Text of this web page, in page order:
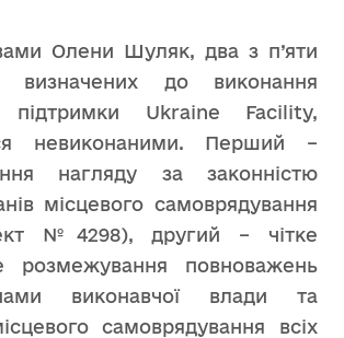
Олени Шуляк, два з п’яти
визначених до виконання
підтримки Ukraine Facility,
невиконаними. Перший –
нагляду за законністю
місцевого самоврядування
№4298), другий – чітке
розмежування повноважень
виконавчої влади та
самоврядування всіх